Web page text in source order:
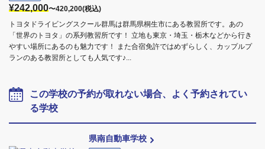
¥242,000〜420,200(税込)
トヨタドライビングスクール群馬は群馬県桐生市にある教習所です。あの
「世界のトヨタ」の系列教習所です！ 立地も東京・埼玉・栃木などから行き
やすい場所にあるのも魅力です！ また合宿免許ではめずらしく、カップルプ
ランのある教習所としても人気です♪...
この学校の予約が取れない場合、よく予約されてい
る学校
県南自動車学校